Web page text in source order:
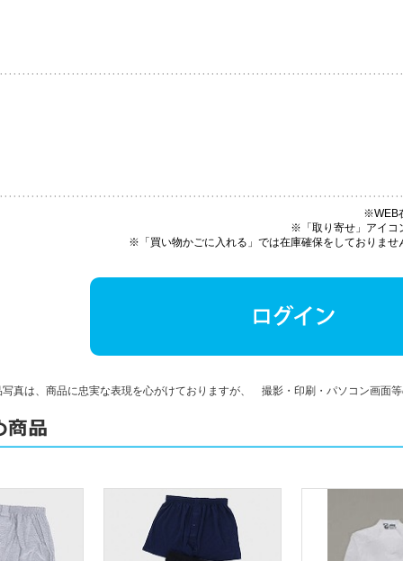
※WEB
※「取り寄せ」アイコ
※「買い物かごに入れる」では在庫確保をしておりませ
真は、商品に忠実な表現を心がけておりますが、 撮影・印刷・パソコン画面等